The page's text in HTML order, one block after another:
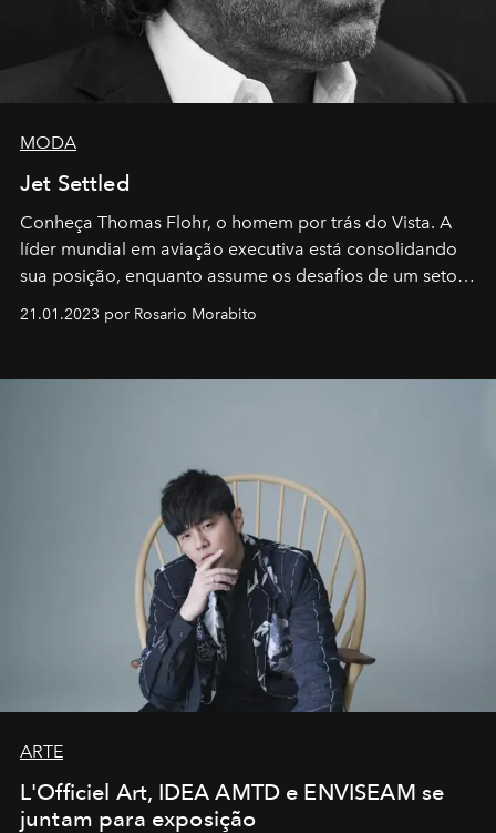
MODA
Jet Settled
Conheça Thomas Flohr, o homem por trás do Vista. A
líder mundial em aviação executiva está consolidando
sua posição, enquanto assume os desafios de um setor
em rápida evolução e redefinindo o conceito de luxo
21.01.2023 por Rosario Morabito
ARTE
L'Officiel Art, IDEA AMTD e ENVISEAM se
juntam para exposição